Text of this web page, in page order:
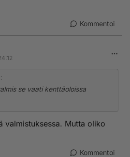
Kommentoi
se vaati kenttäoloissa
valmistuksessa. Mutta oliko
Kommentoi